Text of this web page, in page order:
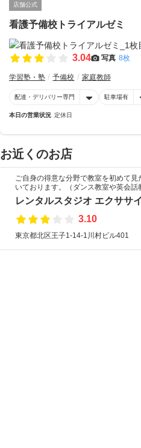
店舗公式
看護予備校トライアルゼミ
3.04 写真 8枚
学習塾・塾 予備校 家庭教師
配達・デリバリー専門 駐車場有
本日の営業状況 定休日
お近くのお店
ご自身の得意な分野で教室を初めて
いております。（ダンス教室や英会話
レンタルスタジオ エクササ
3.10
東京都北区王子1-14-1川村ビル401